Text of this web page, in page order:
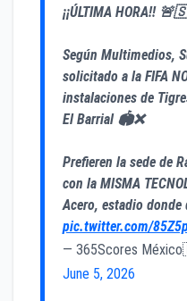
¡¡ÚLTIMA HORA!!
Según Multimedios,
solicitado a la FIFA
instalaciones de
El Barrial 🏟️❌
Prefieren la sede de
con la MISMA
Acero, estadio
pic.twitter.com/
— 365Scores
June 5, 2026